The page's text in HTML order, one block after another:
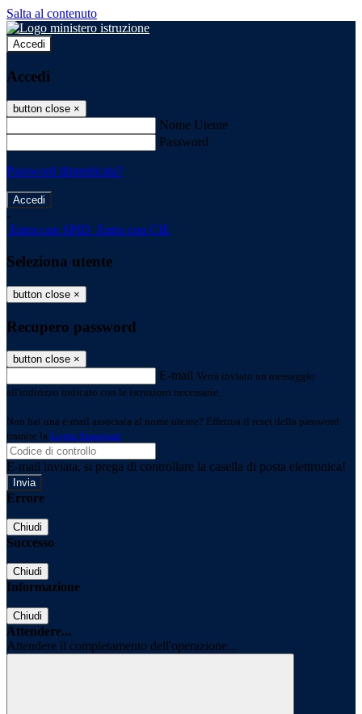
Salta al contenuto
Accedi
Accedi
button close ×
Nome Utente
Password
Password dimenticata?
-
Entra con SPID Entra con CIE
Seleziona utente
button close ×
Recupero password
button close ×
E-mail Verrà inviato un messaggio
all'indirizzo indicato con le istruzioni necessarie.
Non hai una e-mail associata al nome utente? Effettua il reset della password
tramite la Login Spaggiari
E-mail inviata, si prega di controllare la casella di posta elettronica!
Errore
Chiudi
Successo
Chiudi
Informazione
Chiudi
Attendere...
Attendere il completamento dell'operazione...